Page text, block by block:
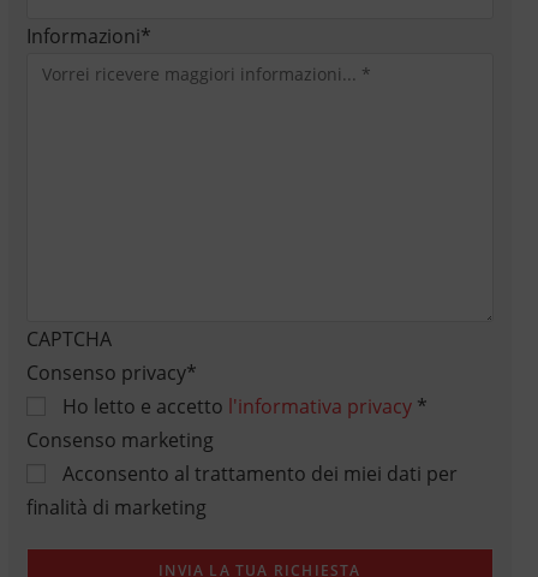
Informazioni*
CAPTCHA
Consenso privacy*
Ho letto e accetto l'informativa privacy*
Consenso marketing
Acconsento al trattamento dei miei dati per
finalità di marketing